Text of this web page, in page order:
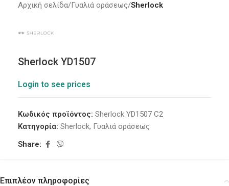
Αρχική σελίδα Γυαλιά οράσεως Sherlock
Sherlock YD1507
Login to see prices
Κωδικός προϊόντος: Sherlock YD1507 C2
Κατηγορία: Sherlock, Γυαλιά οράσεως
Share:
Επιπλέον πληροφορίες